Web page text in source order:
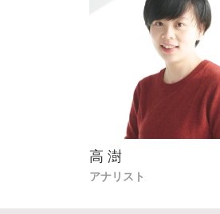
高 澍
アナリスト